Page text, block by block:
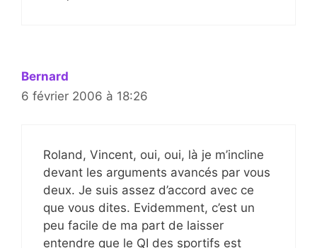
Bernard
6 février 2006 à 18:26
Roland, Vincent, oui, oui, là je m’incline
devant les arguments avancés par vous
deux. Je suis assez d’accord avec ce
que vous dites. Evidemment, c’est un
peu facile de ma part de laisser
entendre que le QI des sportifs est